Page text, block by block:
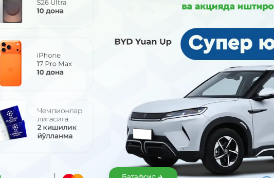
қўллаб-қувватлаш, микро-молия хизматлари кўрсатиш ҳамда ёшлар учун
йўлидаги ҳамкорликни кучайтиришга қаратилганлиги билан
ташаббусларини қўллаб-қувватлаш, инновацион ғояларини ҳаётга
янада ривожлантиришга хизмат қилади, - дейди “Микрокредитбанк” АТБ